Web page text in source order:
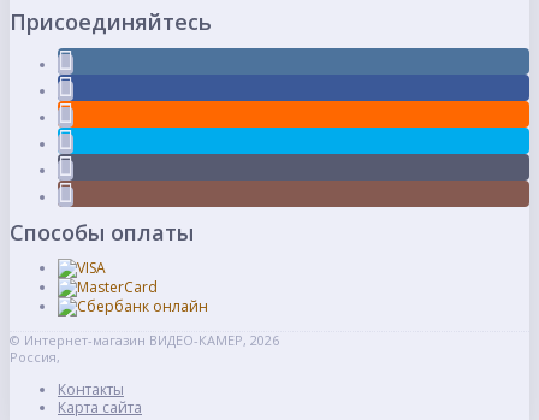
Присоединяйтесь
Способы оплаты
© Интернет-магазин ВИДЕО-КАМЕР, 2026
Россия,
Контакты
Карта сайта